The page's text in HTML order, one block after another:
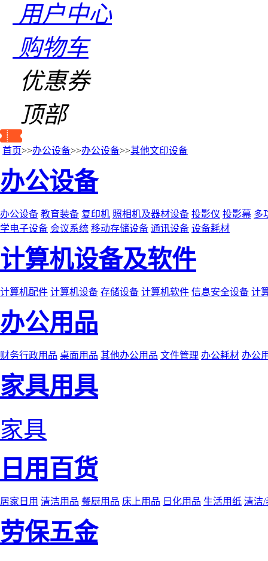
用户中心
购物车
优惠券
顶部
首页>>办公设备>>办公设备>>其他文印设备
办公设备
办公设备 教育装备 复印机 照相机及器材设备 投影仪 投影幕 多
学电子设备 会议系统 移动存储设备 通讯设备 设备耗材
计算机设备及软件
计算机配件 计算机设备 存储设备 计算机软件 信息安全设备 计
办公用品
财务行政用品 桌面用品 其他办公用品 文件管理 办公耗材 办公
家具用具
家具
日用百货
居家日用 清洁用品 餐厨用品 床上用品 日化用品 生活用纸 清洁/
劳保五金